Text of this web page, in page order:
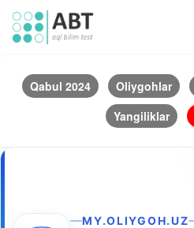
Qabul 2024 Oliygohlar
Yangiliklar
MY.OLIYGOH.UZ